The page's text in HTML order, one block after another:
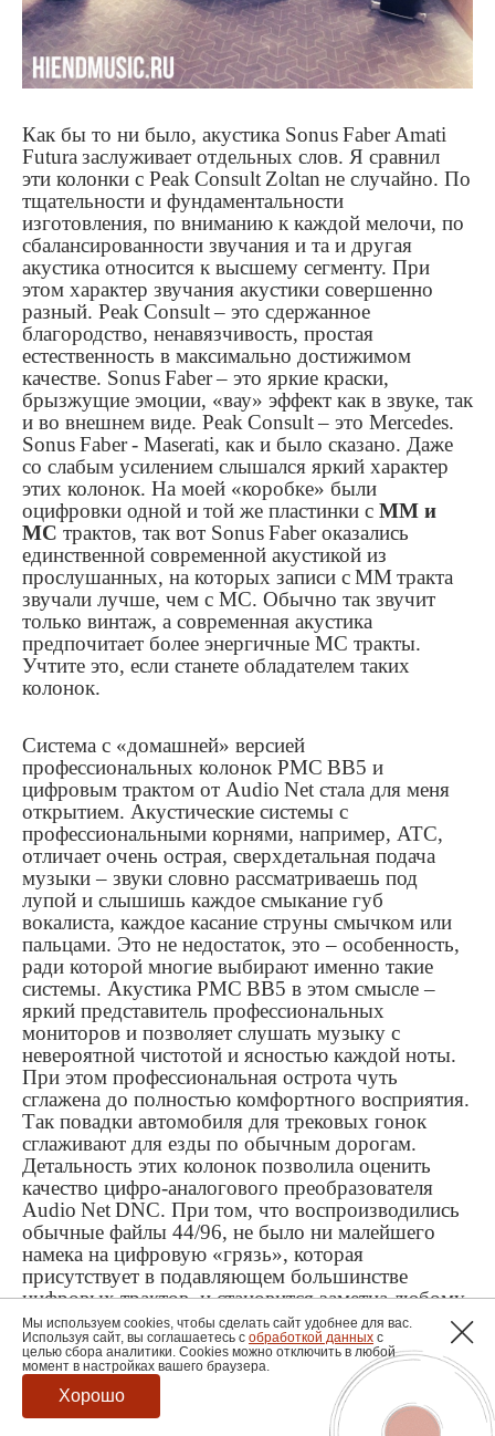
Как бы то ни было, акустика SonusFaberAmati
Futuraзаслуживает отдельных слов. Я сравнил
эти колонки с PeakСonsult Zoltan не случайно. По
тщательности и фундаментальности
изготовления, по вниманию к каждой мелочи, по
сбалансированности звучания и та и другая
акустика относится к высшему сегменту. При
этом характер звучания акустики совершенно
разный. PeakConsult– это сдержанное
благородство, ненавязчивость, простая
естественность в максимально достижимом
качестве. SonusFaber– это яркие краски,
брызжущие эмоции, «вау» эффект как в звуке, так
и во внешнем виде. PeakConsult– это Mercedes.
SonusFaber- Maserati, как и было сказано. Даже
со слабым усилением слышался яркий характер
этих колонок. На моей «коробке» были
оцифровки одной и той же пластинки с ММ и
МС трактов, так вот SonusFaberоказались
единственной современной акустикой из
прослушанных, на которых записи cMMтракта
звучали лучше, чем с МС. Обычно так звучит
только винтаж, а современная акустика
предпочитает более энергичные МС тракты.
Учтите это, если станете обладателем таких
колонок.
Система с «домашней» версией
профессиональных колонок PMC BB5 и
цифровым трактом от Audio Net стала для меня
открытием. Акустические системы с
профессиональными корнями, например, ATC,
отличает очень острая, сверхдетальная подача
музыки – звуки словно рассматриваешь под
лупой и слышишь каждое смыкание губ
вокалиста, каждое касание струны смычком или
пальцами. Это не недостаток, это – особенность,
ради которой многие выбирают именно такие
системы. Акустика PМC BB5 в этом смысле –
яркий представитель профессиональных
мониторов и позволяет слушать музыку с
невероятной чистотой и ясностью каждой ноты.
При этом профессиональная острота чуть
сглажена до полностью комфортного восприятия.
Так повадки автомобиля для трековых гонок
сглаживают для езды по обычным дорогам.
Детальность этих колонок позволила оценить
качество цифро-аналогового преобразователя
Audio NetDNC. При том, что воспроизводились
обычные файлы 44/96, не было ни малейшего
намека на цифровую «грязь», которая
присутствует в подавляющем большинстве
цифровых трактов, и становится заметна любому,
кто привыкает к аналоговым источникам. Скажу
прямо, в моем опыте это первый цифровой тракт,
который при условии качественной цифровой
записи, способен тягаться с любым аналоговым
источником – даже с
катушечным
Мы используем cookies, чтобы сделать сайт удобнее для вас.
Используя сайт, вы соглашаетесь с обработкой данных с
целью сбора аналитики. Cookies можно отключить в любой
момент в настройках вашего браузера.
Хорошо